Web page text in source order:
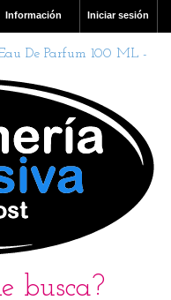
Iniciar sesión
Información
De Parfum 100 ML -
busca?